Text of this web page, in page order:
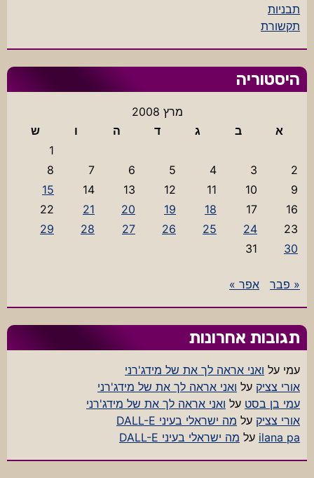
תבניות
תקשורת
היסטוריה
מרץ 2008
א
ב ג ד ה ו
ש
1
2
3
4
5
6
7
8
9
10
11
12
13
14
15
16
17
18
19
20
21
22
23
24
25
26
27
28
29
30
31
« פבר אפר »
תגובות אחרונות
עמי על ואני אראה לך את של מידג'רני
אורי צציק על ואני אראה לך את של מידג'רני
עמי בן בסט על ואני אראה לך את של מידג'רני
אורי צציק על מה ישראלי בעיני DALL-E
ilana pa על מה ישראלי בעיני DALL-E